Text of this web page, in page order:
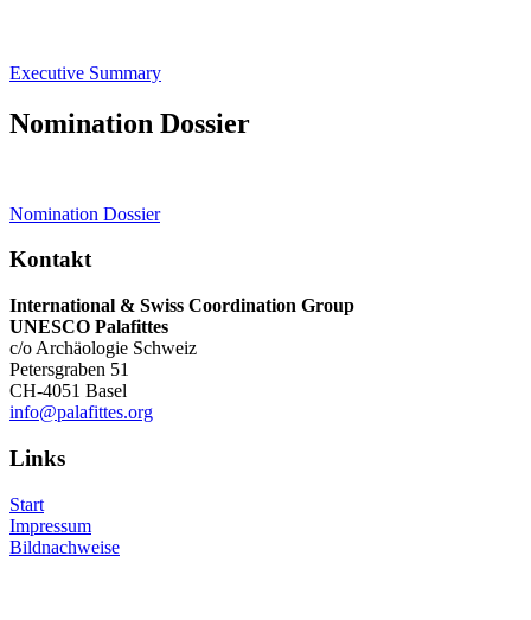
Executive Summary
Nomination Dossier
Nomination Dossier
Kontakt
International & Swiss Coordination Group
UNESCO Palafittes
c/o Archäologie Schweiz
Petersgraben 51
CH-4051 Basel
info@palafittes.org
Links
Start
Impressum
Bildnachweise